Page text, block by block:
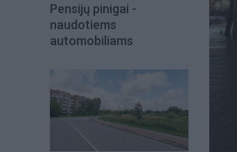
Pensijų pinigai -
naudotiems
automobiliams